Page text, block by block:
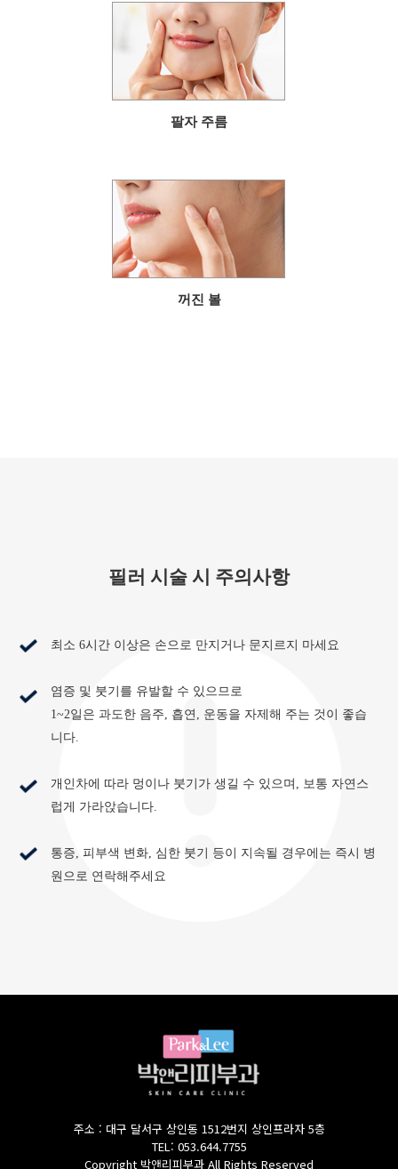
팔자 주름
꺼진 볼
필러 시술 시 주의사항
최소 6시간 이상은 손으로 만지거나 문지르지 마세요
염증 및 붓기를 유발할 수 있으므로
1~2일은 과도한 음주, 흡연, 운동을 자제해 주는 것이 좋습
니다.
개인차에 따라 멍이나 붓기가 생길 수 있으며, 보통 자연스
럽게 가라앉습니다.
통증, 피부색 변화, 심한 붓기 등이 지속될 경우에는 즉시 병
원으로 연락해주세요
주소 : 대구 달서구 상인동 1512번지 상인프라자 5층
TEL: 053.644.7755
Copyright 박앤리피부과 All Rights Reserved